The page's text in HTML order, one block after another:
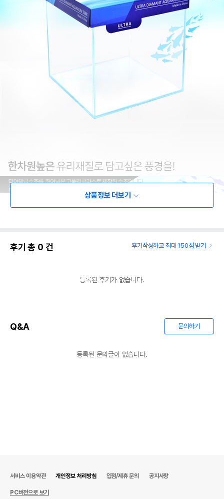
상품정보 더보기
후기 총 0 건 후기작성하고 최대 150점 받기
등록된 후기가 없습니다.
Q&A 문의하기
등록된 문의글이 없습니다.
서비스 이용약관 개인정보 처리방침 입점/제휴 문의 공지사항
PC버전으로 보기